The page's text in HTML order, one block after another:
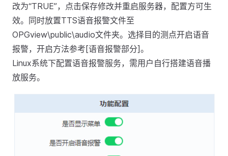
改为“TRUE”，点击保存修改并重启服务器，配置方可生
效。同时放置TTS语音报警文件至
OPGview\public\audio文件夹。选择目的测点开启语音
报警，开启方法参考[语音报警部分]。
Linux系统下配置语音报警服务，需用户自行搭建语音播
放服务。